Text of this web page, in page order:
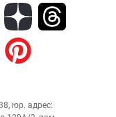
юр. адрес: